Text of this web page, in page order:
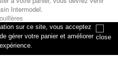
sur ce site, vous acceptez
gérer votre panier et améliorer
Intermodel.